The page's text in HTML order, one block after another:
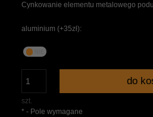
Cynkowanie elementu metalowego
aluminium (+35zł):
szt.
do
* - Pole wymagane